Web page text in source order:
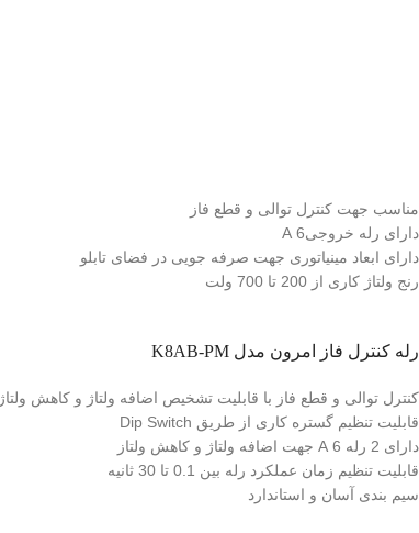
مناسب جهت کنترل توالی و قطع فاز
دارای رله خروجی6 A
دارای ابعاد مینیاتوری جهت صرفه جویی در فضای تابلو
رنج ولتاژ کاری از 200 تا 700 ولت
رله کنترل فاز امرون مدل K8AB-PM
کنترل توالی و قطع فاز با قابلیت تشخیص اضافه ولتاژ و کاهش ولتاژ
قابلیت تنظیم گستره کاری از طریق Dip Switch
دارای 2 رله 6 A جهت اضافه ولتاژ و کاهش ولتاز
قابلیت تنظیم زمان عملکرد رله بین 0.1 تا 30 ثانیه
سیم بندی آسان و استاندارد